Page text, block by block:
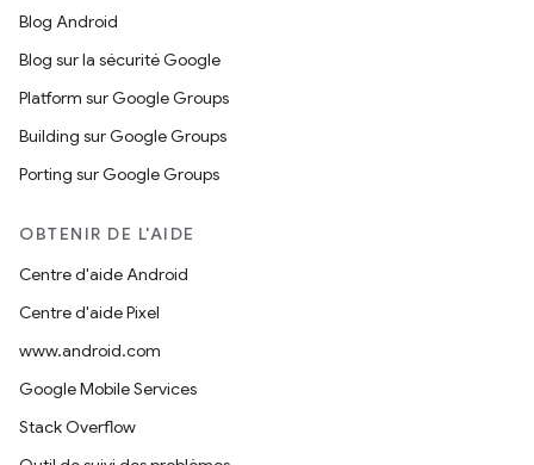
Blog Android
Blog sur la sécurité Google
Platform sur Google Groups
Building sur Google Groups
Porting sur Google Groups
OBTENIR DE L'AIDE
Centre d'aide Android
Centre d'aide Pixel
www.android.com
Google Mobile Services
Stack Overflow